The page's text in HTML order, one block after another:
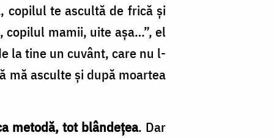
copilul te ascultă de frică şi
copilul mamii, uite aşa…”, el
la tine un cuvânt, care nu l-
mă asculte şi după moartea
metodă, tot blândeţea. Dar